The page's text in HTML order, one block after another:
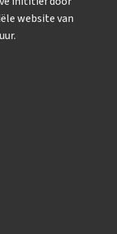
website van